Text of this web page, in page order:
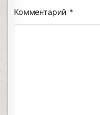
Комментарий *